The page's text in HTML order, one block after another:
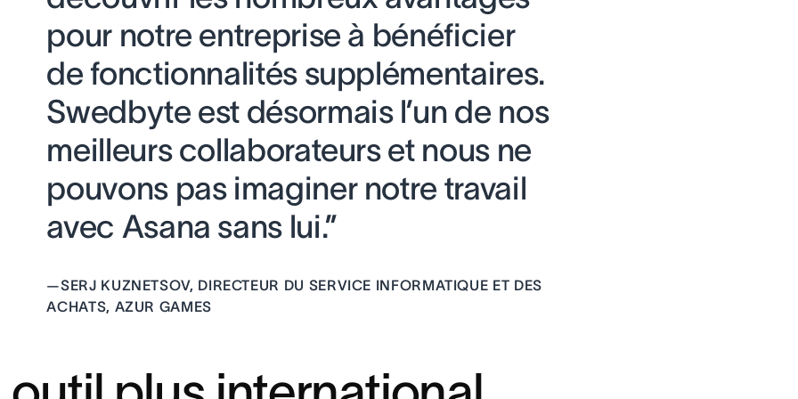
pour notre entreprise à bénéficier
de fonctionnalités supplémentaires.
Swedbyte est désormais l’un de nos
meilleurs collaborateurs et nous ne
pouvons pas imaginer notre travail
avec Asana sans lui.”
—SERJ KUZNETSOV, DIRECTEUR DU SERVICE INFORMATIQUE ET DES
ACHATS, AZUR GAMES